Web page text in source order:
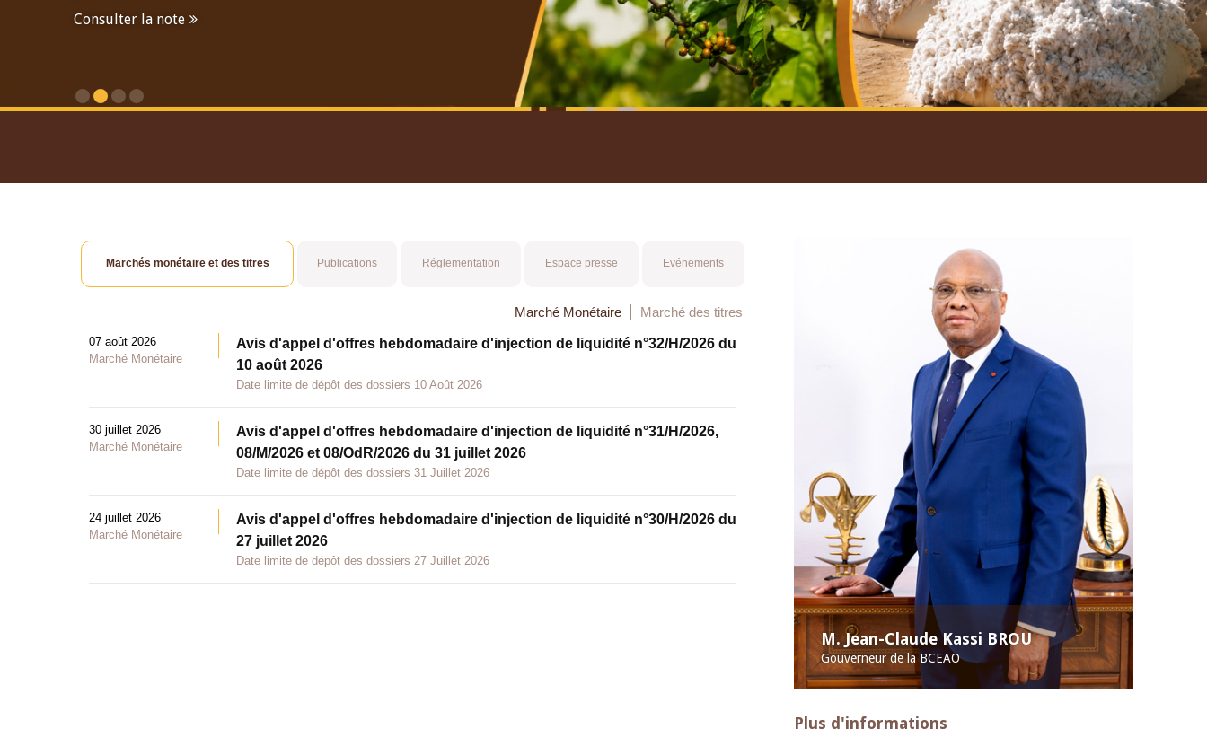
Consulter la note
M. Jean-Claude Kassi BROU
Gouverneur de la BCEAO
Plus d'informations
Marchés monétaire et des titres Publications Réglementation Espace presse Evénements
Marché Monétaire Marché des titres
07 août 2026
Marché Monétaire
Avis d'appel d'offres hebdomadaire d'injection de liquidité n°32/H/2026 du
10 août 2026
Date limite de dépôt des dossiers 10 Août 2026
30 juillet 2026
Marché Monétaire
Avis d'appel d'offres hebdomadaire d'injection de liquidité n°31/H/2026,
08/M/2026 et 08/OdR/2026 du 31 juillet 2026
Date limite de dépôt des dossiers 31 Juillet 2026
24 juillet 2026
Marché Monétaire
Avis d'appel d'offres hebdomadaire d'injection de liquidité n°30/H/2026 du
27 juillet 2026
Date limite de dépôt des dossiers 27 Juillet 2026